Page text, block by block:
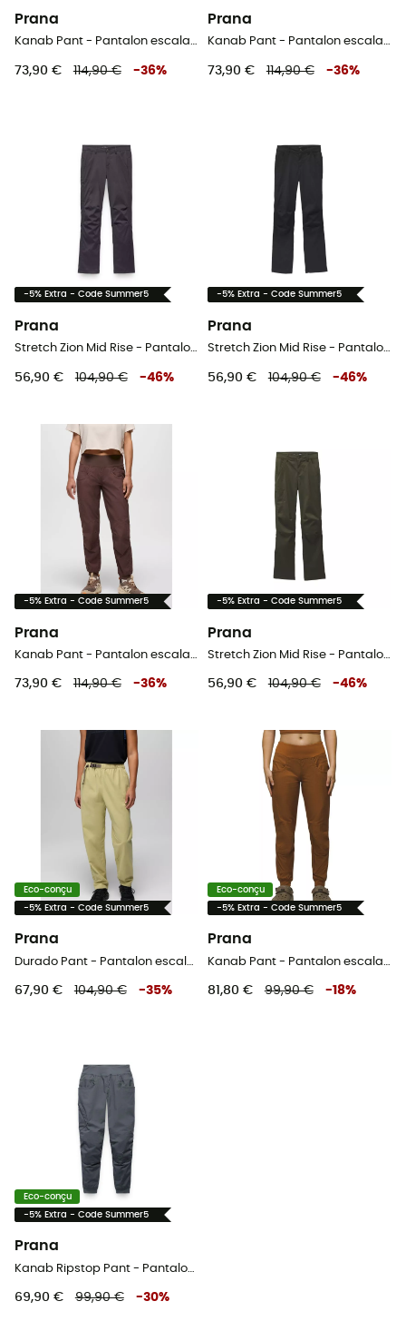
Prana
Kanab Pant - Pantalon escalade femme
73,90 € 114,90 € -36%
Prana
Kanab Pant - Pantalon escalade femme
73,90 € 114,90 € -36%
-5% Extra - Code Summer5
Prana
Stretch Zion Mid Rise - Pantalon escalade femme
56,90 € 104,90 € -46%
-5% Extra - Code Summer5
Prana
Stretch Zion Mid Rise - Pantalon escalade femme
56,90 € 104,90 € -46%
-5% Extra - Code Summer5
Prana
Kanab Pant - Pantalon escalade femme
73,90 € 114,90 € -36%
-5% Extra - Code Summer5
Prana
Stretch Zion Mid Rise - Pantalon escalade femme
56,90 € 104,90 € -46%
Eco-conçu
-5% Extra - Code Summer5
Prana
Durado Pant - Pantalon escalade femme
67,90 € 104,90 € -35%
Eco-conçu
-5% Extra - Code Summer5
Prana
Kanab Pant - Pantalon escalade femme
81,80 € 99,90 € -18%
Eco-conçu
-5% Extra - Code Summer5
Prana
Kanab Ripstop Pant - Pantalon escalade femme
69,90 € 99,90 € -30%